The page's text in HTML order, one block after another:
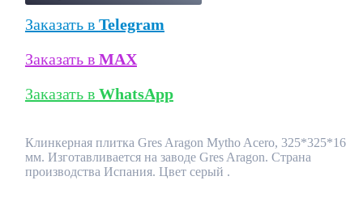
Заказать в Telegram
Заказать в MAX
Заказать в WhatsApp
Клинкерная плитка Gres Aragon Mytho Acero, 325*325*16
мм. Изготавливается на заводе Gres Aragon. Страна
производства Испания. Цвет серый .